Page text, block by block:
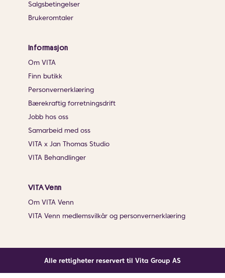
Salgsbetingelser
Brukeromtaler
Informasjon
Om VITA
Finn butikk
Personvernerklæring
Bærekraftig forretningsdrift
Jobb hos oss
Samarbeid med oss
VITA x Jan Thomas Studio
VITA Behandlinger
VITA Venn
Om VITA Venn
VITA Venn medlemsvilkår og personvernerklæring
Alle rettigheter reservert til Vita Group AS